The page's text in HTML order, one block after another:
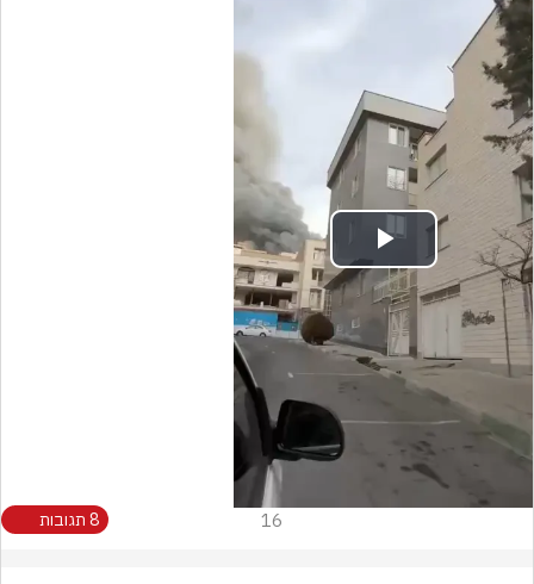
Play
Video
16 8 תגובות